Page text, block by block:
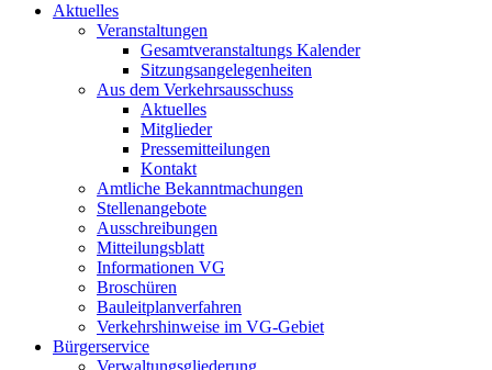
Aktuelles
Veranstaltungen
Gesamtveranstaltungs Kalender
Sitzungsangelegenheiten
Aus dem Verkehrsausschuss
Aktuelles
Mitglieder
Pressemitteilungen
Kontakt
Amtliche Bekanntmachungen
Stellenangebote
Ausschreibungen
Mitteilungsblatt
Informationen VG
Broschüren
Bauleitplanverfahren
Verkehrshinweise im VG-Gebiet
Bürgerservice
Verwaltungsgliederung